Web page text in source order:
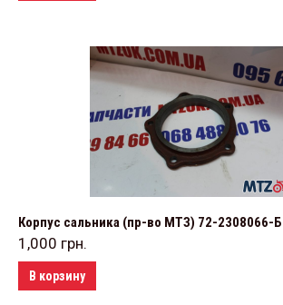
Корпус сальника (пр-во МТЗ) 72-2308066-Б
1,000 грн.
В корзину